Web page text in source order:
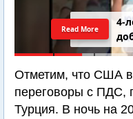
4-
Read More
Отметим, что США
переговоры с ПДС,
Турция. В ночь на